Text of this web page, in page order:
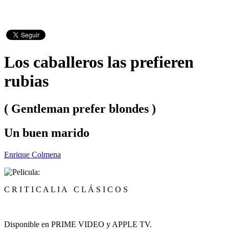
Los caballeros las prefieren
rubias
( Gentleman prefer blondes )
Un buen marido
Enrique Colmena
C R I T I C A L I A C L Á S I C O S
Disponible en PRIME VIDEO y APPLE TV.